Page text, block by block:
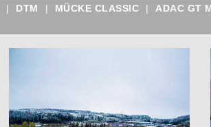
| DTM | MÜCKE CLASSIC | ADAC GT